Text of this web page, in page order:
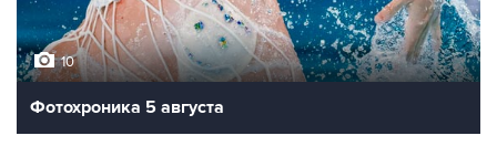
10
Фотохроника 5 августа